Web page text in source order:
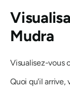
Mudra
Visualisez-vous
Quoi qu'il